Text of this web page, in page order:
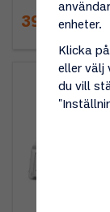
399 krenheter.
Klicka
eller välj
du vill